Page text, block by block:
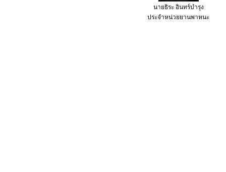
นายธิระ อินทร์บำรุง
ประจำหน่วยยานพาหนะ